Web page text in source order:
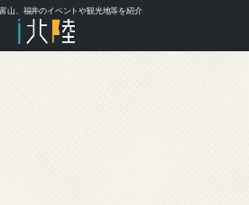
山、福井のイベントや観光地等を紹介